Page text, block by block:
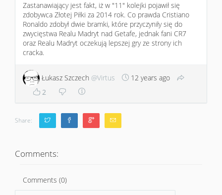
Zastanawiający jest fakt, iż w "11" kolejki pojawił się
zdobywca Złotej Piłki za 2014 rok. Co prawda Cristiano
Ronaldo zdobył dwie bramki, które przyczyniły się do
zwycięstwa Realu Madryt nad Getafe, jednak fani CR7
oraz Realu Madryt oczekują lepszej gry ze strony ich
cracka.
Łukasz Szczech @Virtus
12 years ago
2
Share:
Comments:
Comments (0)